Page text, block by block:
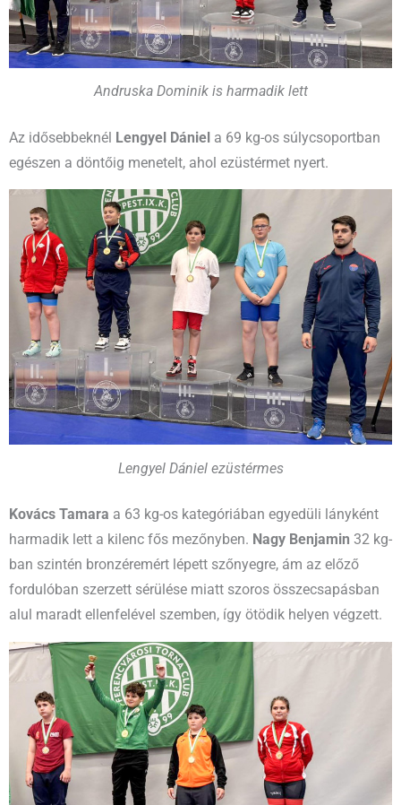
Andruska Dominik is harmadik lett
Az idősebbeknél Lengyel Dániel a 69 kg-os súlycsoportban
egészen a döntőig menetelt, ahol ezüstérmet nyert.
Lengyel Dániel ezüstérmes
Kovács Tamara a 63 kg-os kategóriában egyedüli lányként
harmadik lett a kilenc fős mezőnyben. Nagy Benjamin 32 kg-
ban szintén bronzéremért lépett szőnyegre, ám az előző
fordulóban szerzett sérülése miatt szoros összecsapásban
alul maradt ellenfelével szemben, így ötödik helyen végzett.